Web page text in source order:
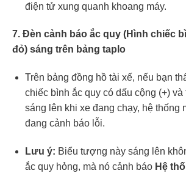
điện tử xung quanh khoang máy.
7. Đèn cảnh báo ắc quy (Hình chiếc
đỏ) sáng trên bảng taplo
Trên bảng đồng hồ tài xế, nếu bạn
chiếc bình ắc quy có dấu cộng (+)
sáng lên khi xe đang chạy, hệ thống
đang cảnh báo lỗi.
Lưu ý: Biểu tượng này sáng lên
ắc quy hỏng, mà nó cảnh báo Hệ